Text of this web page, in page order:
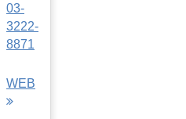
03-
3222-
8871
WEB